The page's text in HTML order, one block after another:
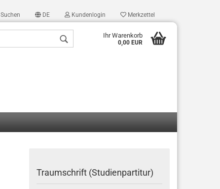
Suchen DE Kundenlogin Merkzettel
Ihr Warenkorb
0,00 EUR
Traumschrift (Studienpartitur)